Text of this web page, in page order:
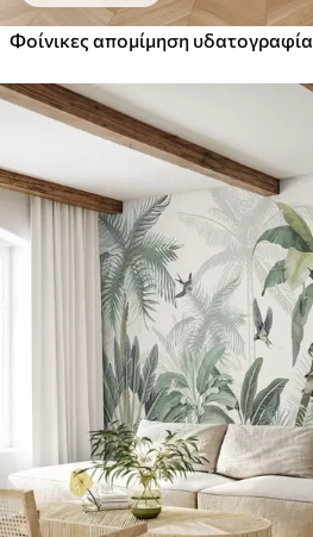
Φοίνικες απομίμηση υδατογραφία